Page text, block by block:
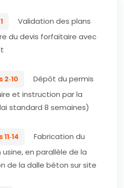
Validation des plans
du devis forfaitaire avec
2‑10
Dépôt du permis
et instruction par la
standard 8 semaines)
Fabrication du
en parallèle de la
de la dalle béton sur site